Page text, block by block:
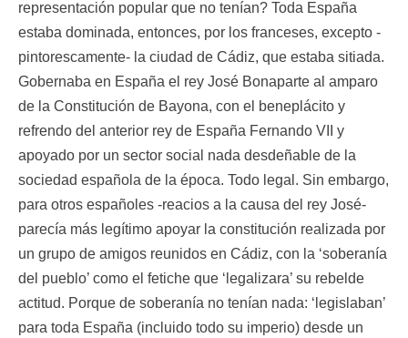
representación popular que no tenían? Toda España
estaba dominada, entonces, por los franceses, excepto -
pintorescamente- la ciudad de Cádiz, que estaba sitiada.
Gobernaba en España el rey José Bonaparte al amparo
de la Constitución de Bayona, con el beneplácito y
refrendo del anterior rey de España Fernando VII y
apoyado por un sector social nada desdeñable de la
sociedad española de la época. Todo legal. Sin embargo,
para otros españoles -reacios a la causa del rey José-
parecía más legítimo apoyar la constitución realizada por
un grupo de amigos reunidos en Cádiz, con la ‘soberanía
del pueblo’ como el fetiche que ‘legalizara’ su rebelde
actitud. Porque de soberanía no tenían nada: ‘legislaban’
para toda España (incluido todo su imperio) desde un